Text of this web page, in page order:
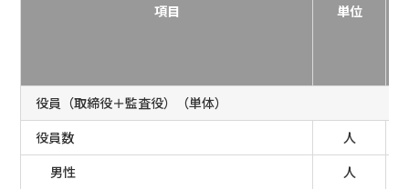
項目 単位
役員（取締役＋監査役）（単体）
役員数
人
男性
人